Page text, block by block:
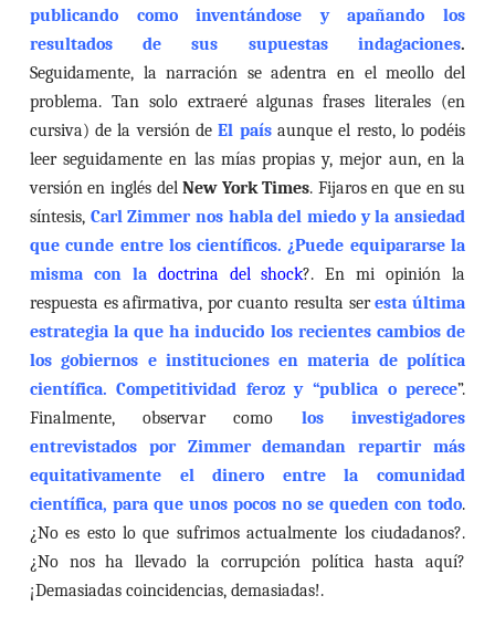
publicando como inventándose y apañando los
resultados de sus supuestas indagaciones.
Seguidamente, la narración se adentra en el meollo del
problema. Tan solo extraeré algunas frases literales (en
cursiva) de la versión de El país aunque el resto, lo podéis
leer seguidamente en las mías propias y, mejor aun, en la
versión en inglés delNew York Times. Fijaros en que en su
síntesis, Carl Zimmer nos habla del miedo y la ansiedad
que cunde entre los científicos. ¿Puede equipararse la
misma con la doctrina del shock?. En mi opinión la
respuesta es afirmativa, por cuanto resulta ser esta última
estrategia la que ha inducido los recientes cambios de
los gobiernos e instituciones en materia de política
científica. Competitividad feroz y “publica o perece”.
Finalmente, observar como los investigadores
entrevistados por Zimmer demandan repartir más
equitativamente el dinero entre la comunidad
científica, para que unos pocos no se queden con todo.
¿No es esto lo que sufrimos actualmente los ciudadanos?.
¿No nos ha llevado la corrupción política hasta aquí?
¡Demasiadas coincidencias, demasiadas!.